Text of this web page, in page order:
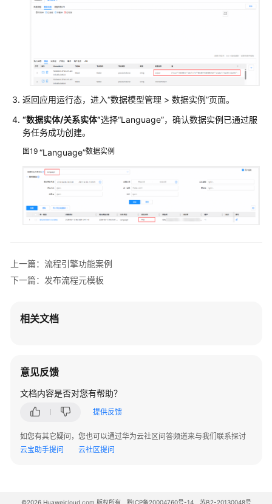
返回应用运行态，进入“数据模型管理 > 数据实例”页面。
“数据实体/关系实体”选择“Language”，确认数据实例已通过服
务任务成功创建。
图19 “Language”数据实例
上一篇：流程引擎功能案例
下一篇：发布流程元模板
相关文档
意见反馈
文档内容是否对您有帮助？
提供反馈
如您有其它疑问，您也可以通过华为云社区问答频道来与我们联系探讨
云宝助手提问
云社区提问
©2026 Huaweicloud.com 版权所有 黔ICP备20004760号-14 苏B2-20130048号